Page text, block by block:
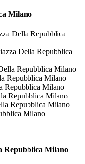
Milano
Della Repubblica
Della Repubblica
Repubblica Milano
Repubblica Milano
Repubblica Milano
Repubblica Milano
Repubblica Milano
Milano
Repubblica Milano